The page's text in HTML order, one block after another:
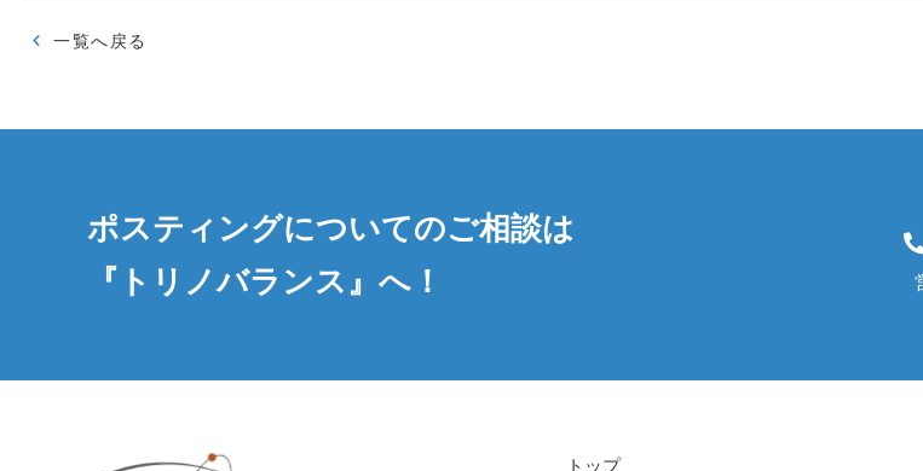
一覧へ戻る
ポスティングについてのご相談は
『トリノバランス』へ！
トップ